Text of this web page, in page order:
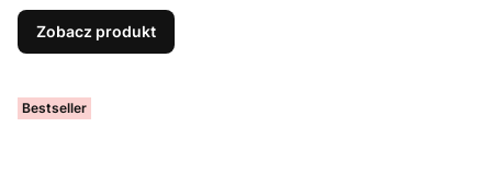
Zobacz produkt
Bestseller